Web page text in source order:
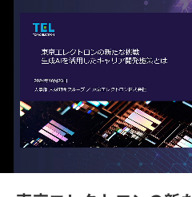
U
u
/
o
a
d
e